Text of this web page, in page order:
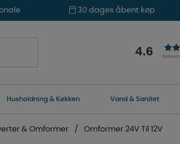
30 dages åbent køp
4.6 Baseret
Husholdning & Køkken Vand & Sanitet
& Omformer Omformer 24V Til 12V